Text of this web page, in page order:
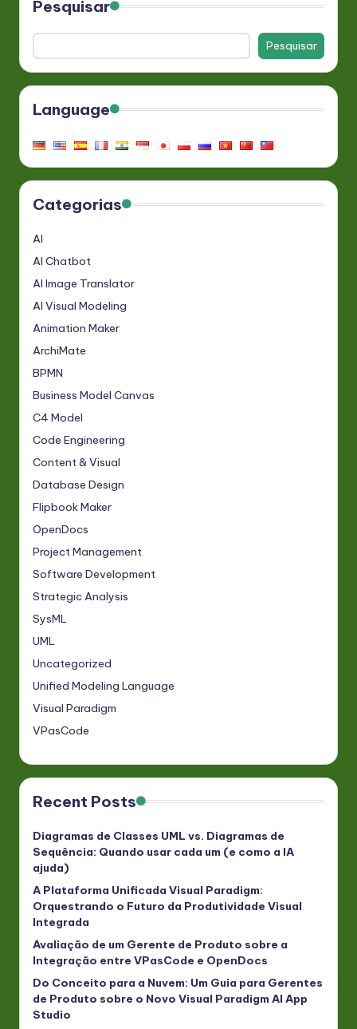
Pesquisar
Pesquisar
Language
Categorias
AI
AI Chatbot
AI Image Translator
AI Visual Modeling
Animation Maker
ArchiMate
BPMN
Business Model Canvas
C4 Model
Code Engineering
Content & Visual
Database Design
Flipbook Maker
OpenDocs
Project Management
Software Development
Strategic Analysis
SysML
UML
Uncategorized
Unified Modeling Language
Visual Paradigm
VPasCode
Recent Posts
Diagramas de Classes UML vs. Diagramas de
Sequência: Quando usar cada um (e como a IA
ajuda)
A Plataforma Unificada Visual Paradigm:
Orquestrando o Futuro da Produtividade Visual
Integrada
Avaliação de um Gerente de Produto sobre a
Integração entre VPasCode e OpenDocs
Do Conceito para a Nuvem: Um Guia para Gerentes
de Produto sobre o Novo Visual Paradigm AI App
Studio